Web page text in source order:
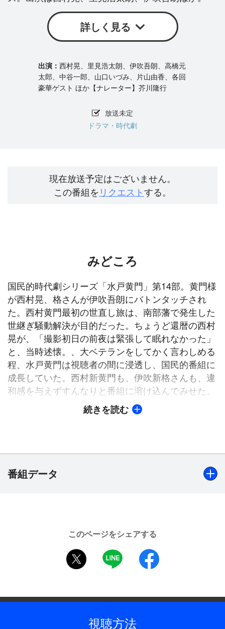
詳しく見る
西村晃、里見浩太朗、伊吹吾朗、高橋元
太郎、中谷一郎、山口いづみ、片山由香、各回
豪華ゲスト ほか【ナレーター】芥川隆行
放送未定
ドラマ・時代劇
現在放送予定はございません。
この番組を リクエストする。
みどころ
国民的時代劇シリーズ「水戸黄門」第14部。黄門様
が西村晃、格さんが伊吹吾朗にバトンタッチされ
た。西村黄門最初の世直し旅は、南部藩で発生した
世継ぎ騒動解決が目的だった。ちょうど還暦の西村
晃が、「撮影初日の前夜は緊張して眠れなかった」
と、当時述懐。、大ベテランをしてかく言わしめる
程、水戸黄門は視聴者の間に浸透し、国民的番組に
成長していた。西村新黄門も、伊吹新格さんも、違
和感を与えずすんなりと番組に溶け込んでみせた。
世直し旅を終え、水戸・西山荘で晴耕雨読の生活に
が勃発した。藩主の血をひく兄弟をそれぞれ後継者
として担ぎ出し、一方は、能役者上がりの奸臣が老
中・柳沢吉保と手を結んで、藩の実権を狙っている
旅立つことに…。
続きを読む
番組データ
西村晃、里見浩太朗、伊吹吾朗、高橋元太郎、中谷一郎、
このページをシェアする
twitter
LINE
視聴方法